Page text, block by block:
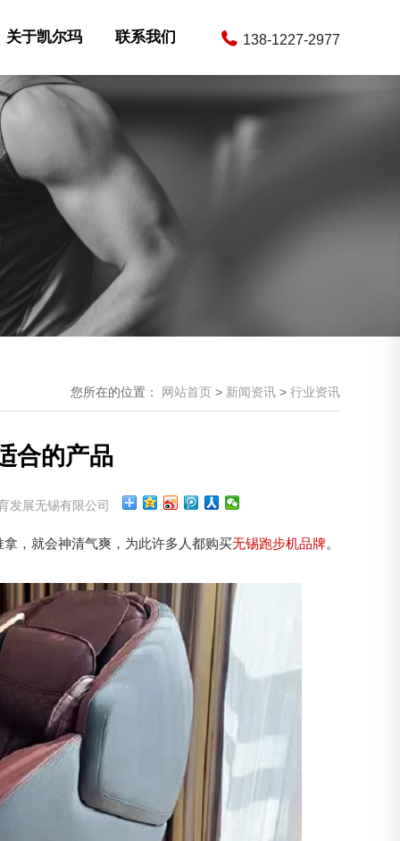
138-1227-2977
关于凯尔玛 联系我们
您所在的位置： 网站首页 > 新闻资讯 > 行业资讯
合的产品
发展无锡有限公司
，就会神清气爽，为此许多人都购买无锡跑步机品牌。